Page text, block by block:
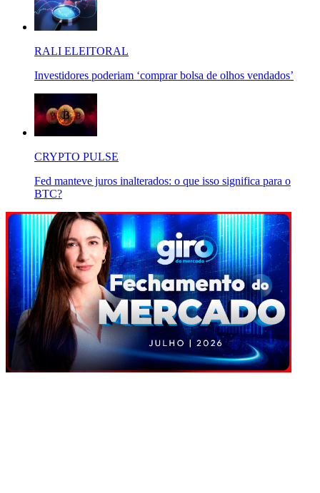
RALI ELEITORAL
Investidores poderiam ‘comprar bolsa de olhos vendados’
CRYPTO PULSE
Fed manteve juros inalterados: o que isso significa para o
BTC?